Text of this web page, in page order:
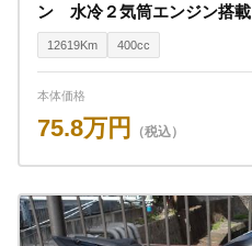
ン 水冷２気筒エンジン搭載
12619Km 400cc
本体価格
75.8万円 （税込）